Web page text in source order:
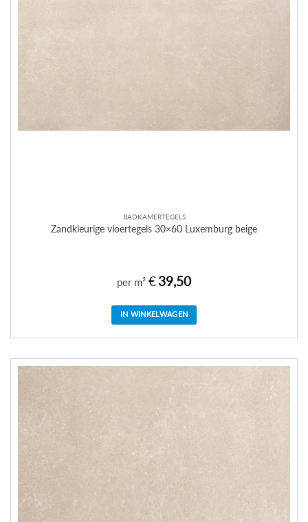
BADKAMERTEGELS
Zandkleurige vloertegels 30×60 Luxemburg beige
per m² €39,50
IN WINKELWAGEN